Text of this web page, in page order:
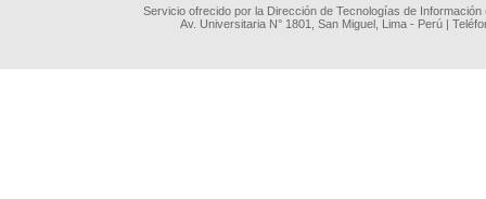
Servicio ofrecido por la Dirección de Tecnologías de
Av. Universitaria N° 1801, San Miguel, Lima - Perú |